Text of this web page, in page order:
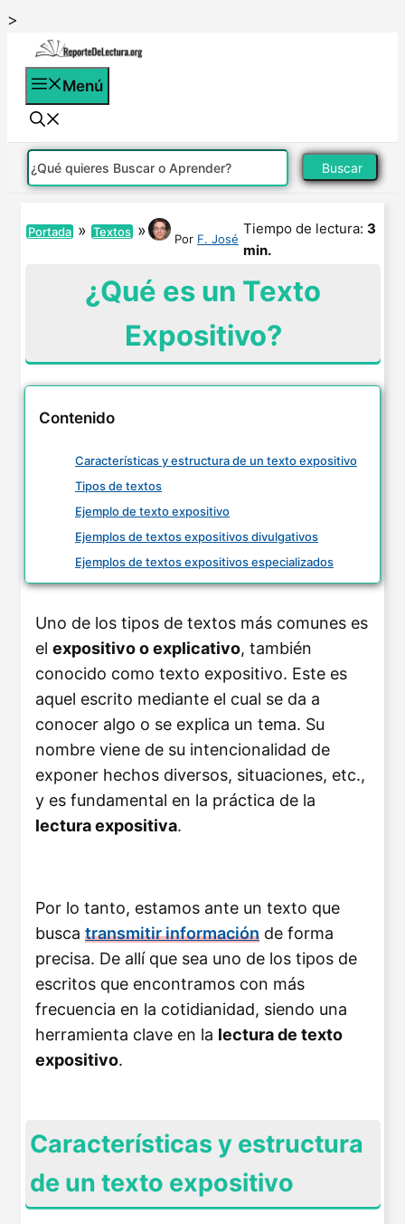
>
contenido
Menú
Buscar
Portada » Textos » Por F. José
Tiempo de lectura: 3
min.
¿Qué es un Texto
Expositivo?
Contenido
Características y estructura de un texto expositivo
Tipos de textos
Ejemplo de texto expositivo
Ejemplos de textos expositivos divulgativos
Ejemplos de textos expositivos especializados
Uno de los tipos de textos más comunes es
el expositivo o explicativo, también
conocido como texto expositivo. Este es
aquel escrito mediante el cual se da a
conocer algo o se explica un tema. Su
nombre viene de su intencionalidad de
exponer hechos diversos, situaciones, etc.,
y es fundamental en la práctica de la
lectura expositiva.
Por lo tanto, estamos ante un texto que
busca transmitir información de forma
precisa. De allí que sea uno de los tipos de
escritos que encontramos con más
frecuencia en la cotidianidad, siendo una
herramienta clave en la lectura de texto
expositivo.
Características y estructura
de un texto expositivo